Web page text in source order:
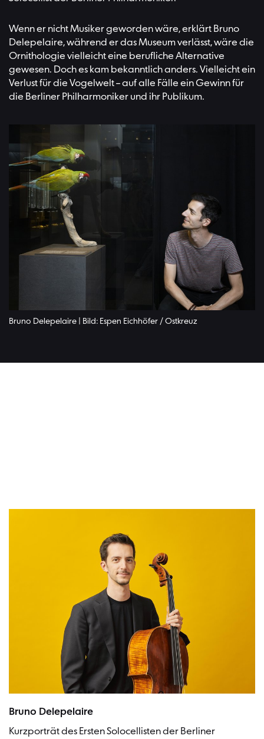
Bruno Delepelaire | Bild: Espen Eichhöfer / Ostkreuz
Wenn er nicht Musiker geworden wäre, erklärt Bruno
Delepelaire, während er das Museum verlässt, wäre die
Ornithologie vielleicht eine berufliche Alternative
gewesen. Doch es kam bekanntlich anders. Vielleicht ein
Verlust für die Vogelwelt – auf alle Fälle ein Gewinn für
die Berliner Philharmoniker und ihr Publikum.
Bruno Delepelaire
Kurzporträt des Ersten Solocellisten der Berliner